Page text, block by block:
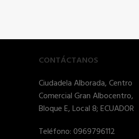
CONTÁCTANOS
Ciudadela Alborada, Centro
Comercial Gran Albocentro,
Bloque E, Local 8; ECUADOR
Teléfono: 0969796112